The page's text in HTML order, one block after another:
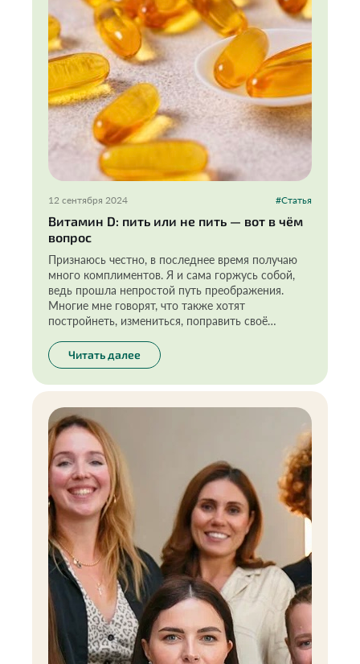
12 сентября 2024 #Статья
Витамин D: пить или не пить — вот в чём
вопрос
Признаюсь честно, в последнее время получаю
много комплиментов. Я и сама горжусь собой,
ведь прошла непростой путь преображения.
Многие мне говорят, что также хотят
постройнеть, измениться, поправить своё
вдохновляет, показывает, что при правильном
подходе это вполне реально.
Читать далее